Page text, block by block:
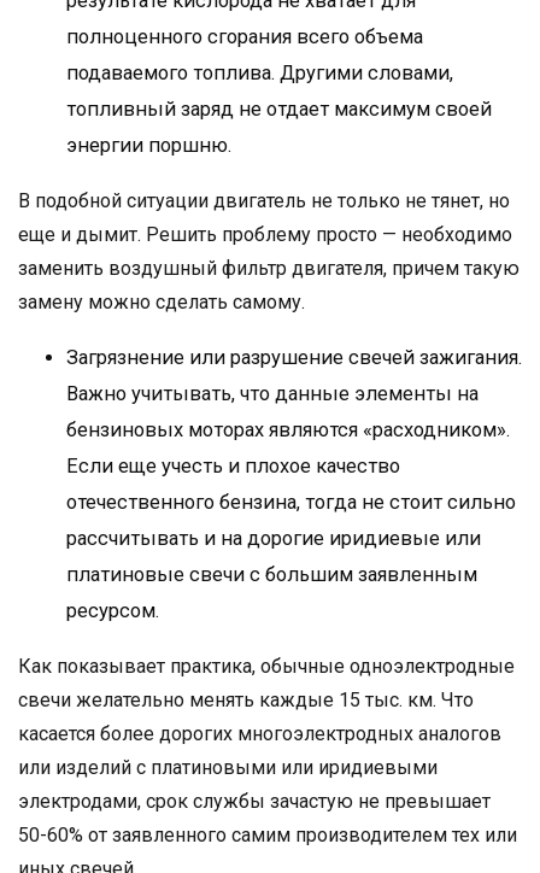
полноценного сгорания всего объема
подаваемого топлива. Другими словами,
топливный заряд не отдает максимум своей
энергии поршню.
В подобной ситуации двигатель не только не тянет, но
еще и дымит. Решить проблему просто — необходимо
заменить воздушный фильтр двигателя, причем такую
замену можно сделать самому.
Загрязнение или разрушение свечей зажигания.
Важно учитывать, что данные элементы на
бензиновых моторах являются «расходником».
Если еще учесть и плохое качество
отечественного бензина, тогда не стоит сильно
рассчитывать и на дорогие иридиевые или
платиновые свечи с большим заявленным
ресурсом.
Как показывает практика, обычные одноэлектродные
свечи желательно менять каждые 15 тыс. км. Что
касается более дорогих многоэлектродных аналогов
или изделий с платиновыми или иридиевыми
электродами, срок службы зачастую не превышает
50-60% от заявленного самим производителем тех или